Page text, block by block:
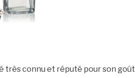
très connu et réputé pour son goût